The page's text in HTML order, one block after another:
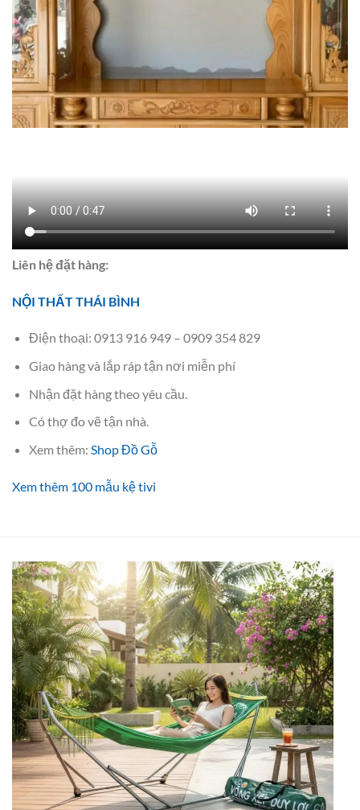
Liên hệ đặt hàng:
NỘI THẤT THÁI BÌNH
Điện thoại: 0913 916 949 – 0909 354 829
Giao hàng và lắp ráp tận nơi miễn phí
Nhận đặt hàng theo yêu cầu.
Có thợ đo vẽ tận nhà.
Xem thêm: Shop Đồ Gỗ
Xem thêm 100 mẫu kệ tivi